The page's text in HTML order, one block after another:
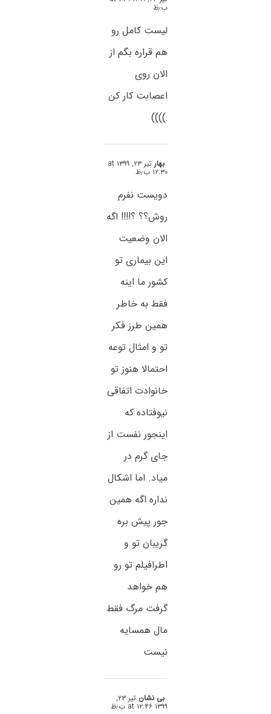
ب٫ظ
لیست کامل رو
هم قراره بگم از
الان روی
اعصابت کار کن
:))))
بهار تیر ۲۳, ۱۳۹۹ at
۱۲:۳۰ ب٫ظ
دویست نفرم
روش؟؟ ؟!!!! اگه
الان وضعیت
این بیماری تو
کشور ما اینه
فقط به خاطر
همین طرز فکر
تو و امثال توعه
احتمالا هنوز تو
خانوادت اتفاقی
نیوفتاده که
اینجور نفست از
جای گرم در
میاد. اما اشکال
نداره اگه همین
جور پیش بره
گریبان تو و
اطرافیلم تو رو
هم خواهد
گرفت مرگ فقط
مال همسایه
نیست
بی نشان تیر ۲۳,
۱۳۹۹ at ۱۲:۴۶ ب٫ظ